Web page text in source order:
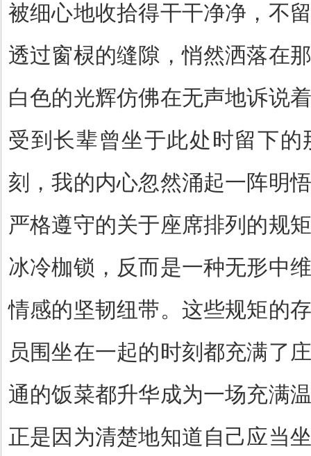
被细心地收拾得干干净净，不
透过窗棂的缝隙，悄然洒落在
白色的光辉仿佛在无声地诉说
受到长辈曾坐于此处时留下
刻，我的内心忽然涌起一阵明
严格遵守的关于座席排列的规
冰冷枷锁，反而是一种无形中
情感的坚韧纽带。这些规矩的
员围坐在一起的时刻都充满了
通的饭菜都升华成为一场充满
正是因为清楚地知道自己应当